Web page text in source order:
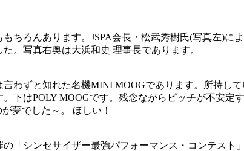
ちろんあります。JSPA会長・松武秀樹氏(写真左)
。写真右奥は大浜和史 理事長であります。
わずと知れた名機MINI MOOGであります。所持し
下はPOLY MOOGです。残念ながらピッチが不安
夢でした～。 ほしい！
「シンセサイザー最強パフォーマンス・コンテス